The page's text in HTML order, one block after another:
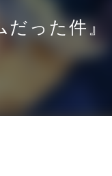
った件』